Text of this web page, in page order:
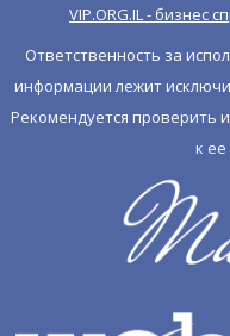
VIP.ORG.IL - бизнес
Ответственность за
информации лежит
Рекомендуется проверить
к